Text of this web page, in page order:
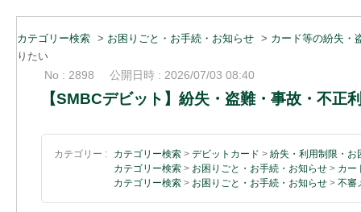
カテゴリー検索 > お困りごと・お手続・お知らせ > カード等の紛失・
りたい
No : 2898 公開日時 : 2026/07/03 08:40
【SMBCデビット】紛失・盗難・事故・不正
カテゴリー : カテゴリー検索 > デビットカード > 紛失・利用制限・お
カテゴリー検索 > お困りごと・お手続・お知らせ > カー
カテゴリー検索 > お困りごと・お手続・お知らせ > 不審